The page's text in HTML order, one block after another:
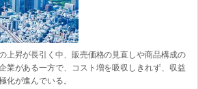
上昇が長引く中、販売価格の見直しや商品構成の
業がある一方で、コスト増を吸収しきれず、収益
化が進んでいる。